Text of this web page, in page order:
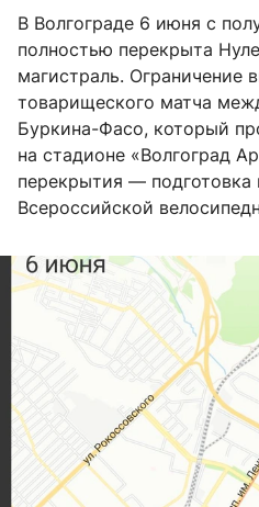
В Волгограде 6 июня с
полностью перекрыта
магистраль. Ограничение
товарищеского матча
Буркина-Фасо, который
на стадионе «Волгоград
перекрытия — подготовка
Всероссийской